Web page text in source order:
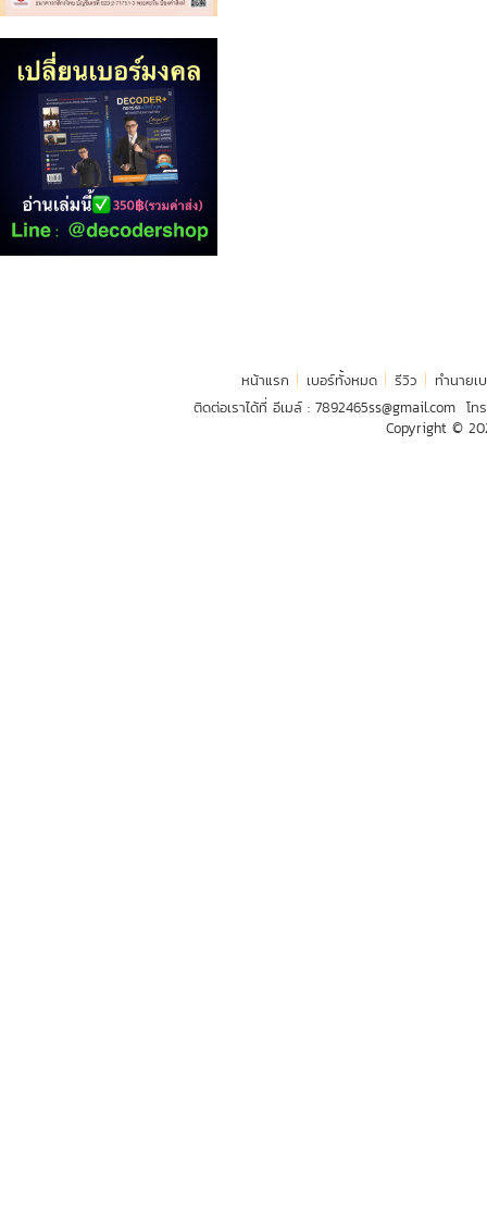
หน้าแรก เบอร์ทั้งหมด รีวิว
ทำนายเ
ติดต่อเราได้ที่ อีเมล์ : 7892465ss@gmail.com โท
Copyright ©